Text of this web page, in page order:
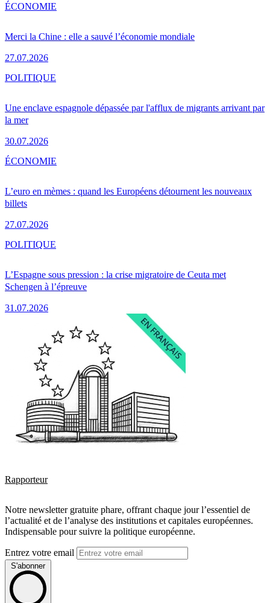
Merci la Chine : elle a sauvé l’économie mondiale
27.07.2026
ÉCONOMIE
Une enclave espagnole dépassée par l'afflux de migrants arrivant par
la mer
30.07.2026
POLITIQUE
L’euro en mèmes : quand les Européens détournent les nouveaux
billets
27.07.2026
ÉCONOMIE
L’Espagne sous pression : la crise migratoire de Ceuta met
Schengen à l’épreuve
31.07.2026
POLITIQUE
Rapporteur
Notre newsletter gratuite phare, offrant chaque jour l’essentiel de
l’actualité et de l’analyse des institutions et capitales européennes.
Indispensable pour suivre la politique européenne.
Entrez votre email
S'abonner